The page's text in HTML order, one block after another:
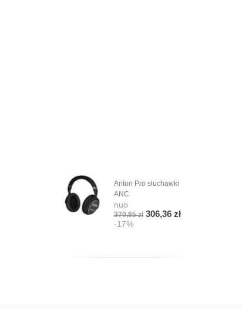
Anton Pro słuchawki
ANC
nuo
370,85 zł 306,36 zł
-17%